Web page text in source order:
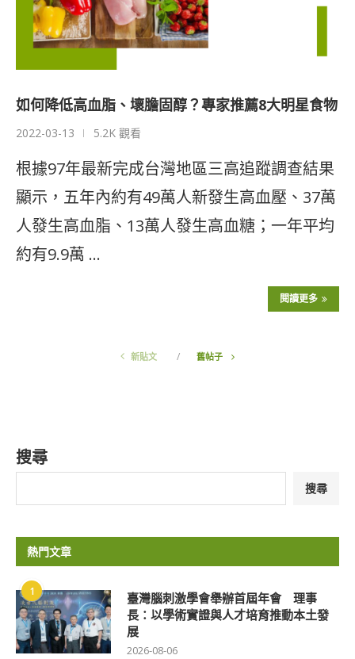
如何降低高血脂、壞膽固醇？專家推薦8大明星食物
2022-03-13 5.2K 觀看
根據97年最新完成台灣地區三高追蹤調查結果
顯示，五年內約有49萬人新發生高血壓、37萬
人發生高血脂、13萬人發生高血糖；一年平均
約有9.9萬 …
閱讀更多
新貼文 舊帖子
搜尋
搜尋
熱門文章
1
臺灣腦刺激學會舉辦首屆年會 理事
長：以學術實證與人才培育推動本土發
展
2026-08-06